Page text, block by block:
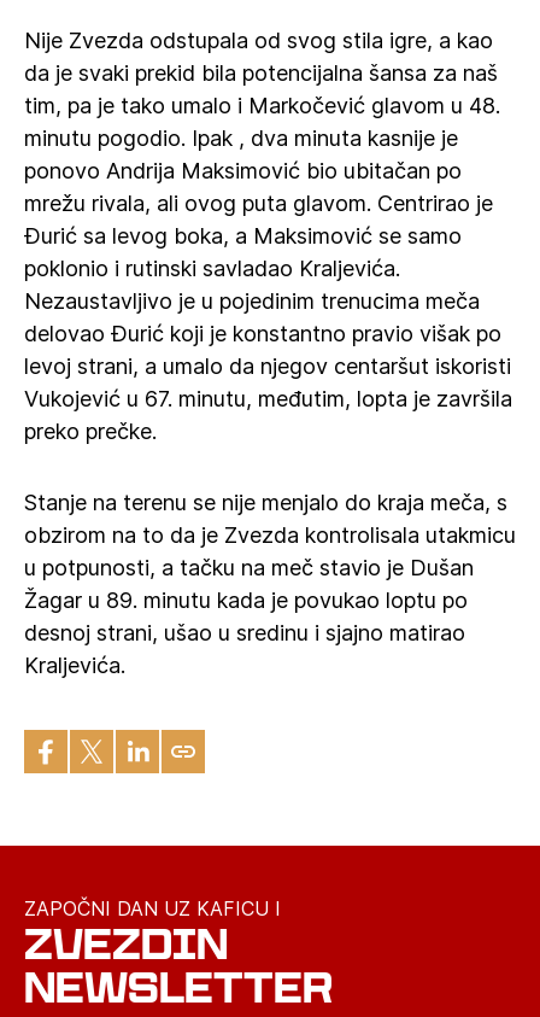
Nije Zvezda odstupala od svog stila igre, a kao
da je svaki prekid bila potencijalna šansa za naš
tim, pa je tako umalo i Markočević glavom u 48.
minutu pogodio. Ipak , dva minuta kasnije je
ponovo Andrija Maksimović bio ubitačan po
mrežu rivala, ali ovog puta glavom. Centrirao je
Đurić sa levog boka, a Maksimović se samo
poklonio i rutinski savladao Kraljevića.
Nezaustavljivo je u pojedinim trenucima meča
delovao Đurić koji je konstantno pravio višak po
levoj strani, a umalo da njegov centaršut iskoristi
Vukojević u 67. minutu, međutim, lopta je završila
preko prečke.
Stanje na terenu se nije menjalo do kraja meča, s
obzirom na to da je Zvezda kontrolisala utakmicu
u potpunosti, a tačku na meč stavio je Dušan
Žagar u 89. minutu kada je povukao loptu po
desnoj strani, ušao u sredinu i sjajno matirao
Kraljevića.
ZAPOČNI DAN UZ KAFICU I
ZVEZDIN
NEWSLETTER